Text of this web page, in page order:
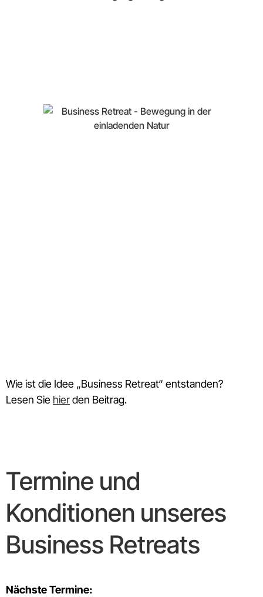
Wie ist die Idee „Business Retreat“ entstanden?
Lesen Sie hierden Beitrag.
Termine und
Konditionen unseres
Business Retreats
Nächste Termine: